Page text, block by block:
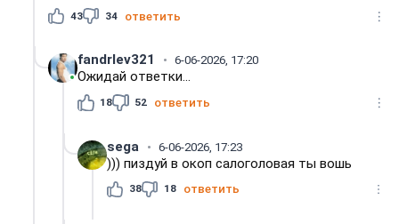
43 34 ответить
fandrlev321 6-06-2026, 17:20
Ожидай ответки...
18 52 ответить
sega 6-06-2026, 17:23
))) пиздуй в окоп салоголовая ты вошь
38 18 ответить